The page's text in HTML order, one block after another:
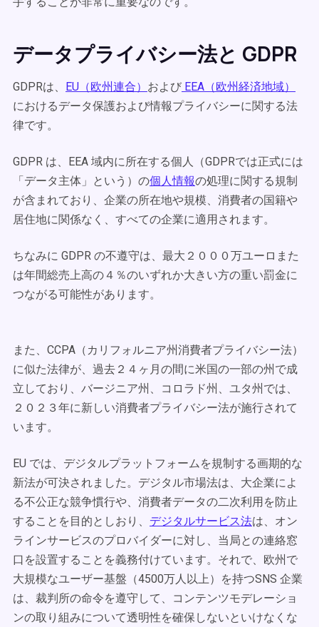
データプライバシー法と GDPR
GDPRは、 EU（欧州連合） および EEA（欧州経済地域）
におけるデータ保護および情報プライバシーに関する法
律です。
GDPR は、EEA 域内に所在する個人（GDPRでは正式には
「データ主体」という）の個人情報の処理に関する規制
が含まれており、企業の所在地や規模、消費者の国籍や
居住地に関係なく、すべての企業に適用されます。
ちなみに GDPR の不遵守は、最大２０００万ユーロまた
は年間総売上高の４％のいずれか大きい方の重い罰金に
つながる可能性があります。
また、CCPA（カリフォルニア州消費者プライバシー法）
に似た法律が、過去２４ヶ月の間に米国の一部の州で成
立しており、バージニア州、コロラド州、ユタ州では、
２０２３年に新しい消費者プライバシー法が施行されて
います。
EU では、デジタルプラットフォームを規制する画期的な
新法が可決されました。デジタル市場法は、大企業によ
る不公正な競争慣行や、消費者データの二次利用を防止
することを目的としおり、 デジタルサービス法は、オン
ラインサービスのプロバイダーに対し、当局との連絡窓
口を設置することを義務付けています。それで、欧州で
大規模なユーザー基盤（4500万人以上）を持つSNS 企業
は、裁判所の命令を遵守して、コンテンツモデレーショ
ンの取り組みについて透明性を確保しないといけなくな